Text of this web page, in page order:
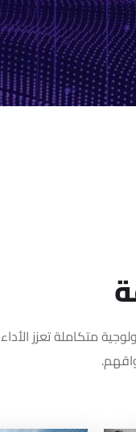
متكاملة تعزز